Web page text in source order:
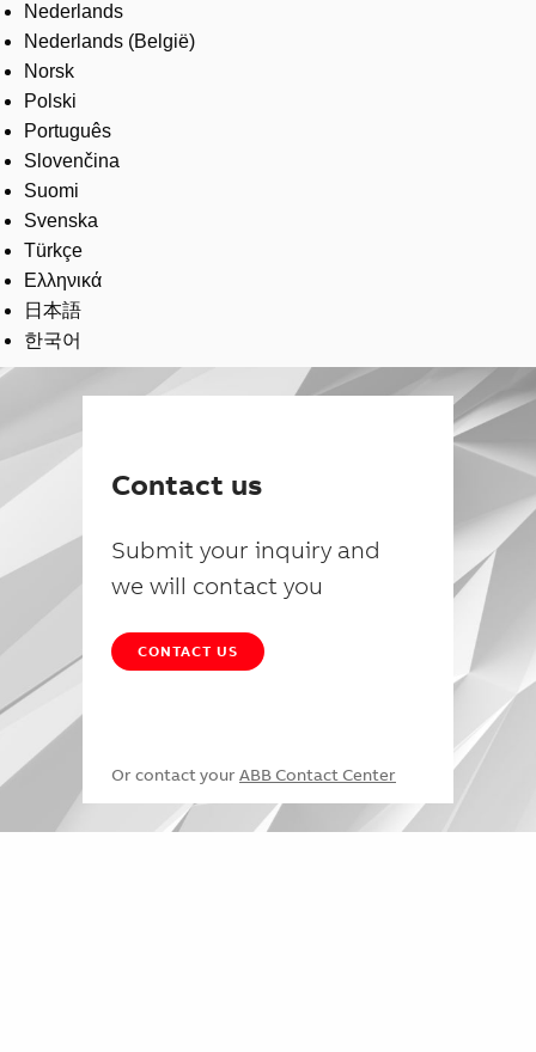
Nederlands
Nederlands (België)
Norsk
Polski
Português
Slovenčina
Suomi
Svenska
Türkçe
Ελληνικά
日本語
한국어
Contact us
Submit your inquiry and
we will contact you
CONTACT US
Or contact your ABB Contact Center